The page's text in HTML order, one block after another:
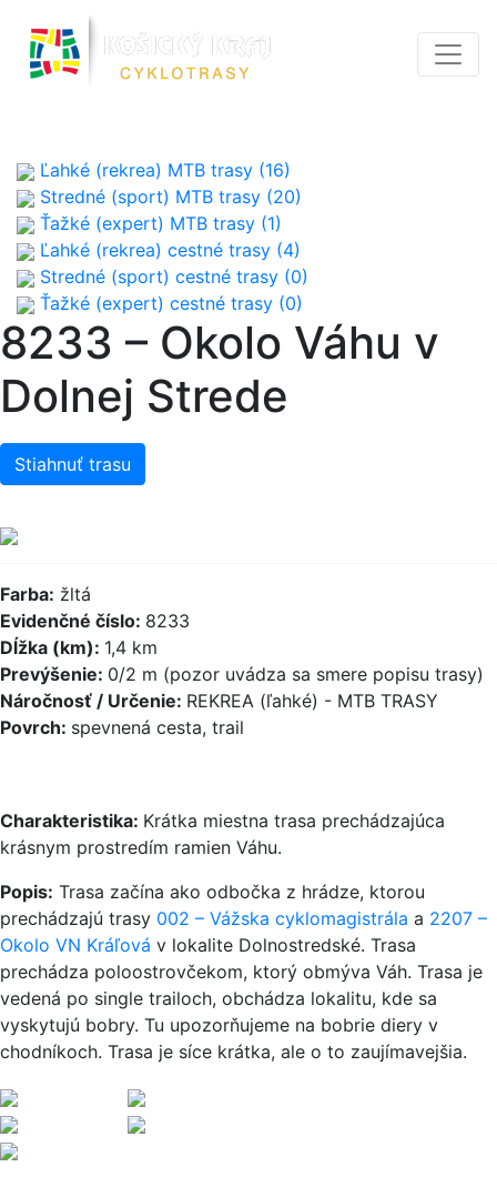
Ľahké (rekrea) MTB trasy (16)
Stredné (sport) MTB trasy (20)
Ťažké (expert) MTB trasy (1)
Ľahké (rekrea) cestné trasy (4)
Stredné (sport) cestné trasy (0)
Ťažké (expert) cestné trasy (0)
8233 – Okolo Váhu v
Dolnej Strede
Stiahnuť trasu
Farba: žltá
Evidenčné číslo: 8233
Dĺžka (km): 1,4 km
Prevýšenie: 0/2 m (pozor uvádza sa smere popisu trasy)
Náročnosť / Určenie: REKREA (ľahké) - MTB TRASY
Povrch: spevnená cesta, trail
Charakteristika: Krátka miestna trasa prechádzajúca
krásnym prostredím ramien Váhu.
Popis: Trasa začína ako odbočka z hrádze, ktorou
prechádzajú trasy 002 – Vážska cyklomagistrála a 2207 –
Okolo VN Kráľová v lokalite Dolnostredské. Trasa
prechádza poloostrovčekom, ktorý obmýva Váh. Trasa je
vedená po single trailoch, obchádza lokalitu, kde sa
vyskytujú bobry. Tu upozorňujeme na bobrie diery v
chodníkoch. Trasa je síce krátka, ale o to zaujímavejšia.